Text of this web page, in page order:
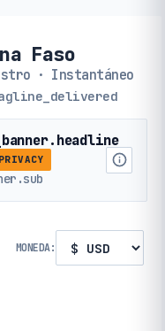
Faso
· Instantáneo
MONEDA: